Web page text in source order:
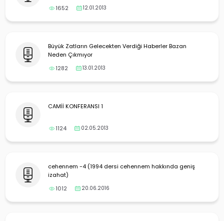
1652 12.01.2013
Büyük Zatların Gelecekten Verdiği Haberler Bazan
Neden Çıkmıyor
1282
13.01.2013
CAMİİ KONFERANSI 1
1124 02.05.2013
cehennem -4 (1994 dersi cehennem hakkında geniş
izahat)
1012
20.06.2016